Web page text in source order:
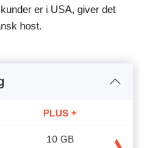
er i USA, giver det
host.
PLUS +
10 GB